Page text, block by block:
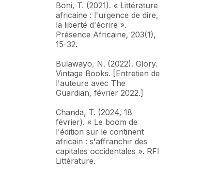
Boni, T. (2021). « Littérature
africaine : l'urgence de dire,
la liberté d'écrire ».
Présence Africaine, 203(1),
15-32.
Bulawayo, N. (2022). Glory.
Vintage Books. [Entretien de
l'auteure avec The
Guardian, février 2022.]
Chanda, T. (2024, 18
février). « Le boom de
l'édition sur le continent
africain : s'affranchir des
capitales occidentales ». RFI
Littérature.